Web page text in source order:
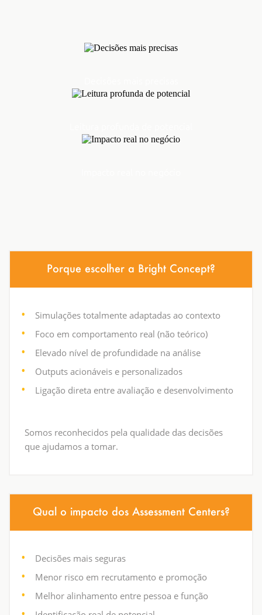
Porque escolher a Bright Concept?
Simulações totalmente adaptadas ao contexto
Foco em comportamento real (não teórico)
Elevado nível de profundidade na análise
Outputs acionáveis e personalizados
Ligação direta entre avaliação e desenvolvimento
Somos reconhecidos pela qualidade das decisões
que ajudamos a tomar.
Qual o impacto dos Assessment Centers?
Decisões mais seguras
Menor risco em recrutamento e promoção
Melhor alinhamento entre pessoa e função